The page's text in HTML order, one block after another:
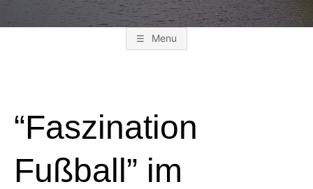
Menu
“Faszination
Fußball” im